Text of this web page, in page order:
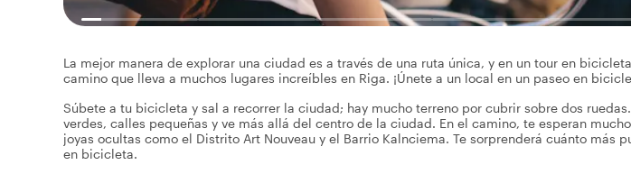
La mejor manera de explorar una ciudad es a través de una ruta única, y en un tour en
camino que lleva a muchos lugares increíbles en Riga. ¡Únete a un local en un paseo en
Súbete a tu bicicleta y sal a recorrer la ciudad; hay mucho terreno por cubrir sobre dos
verdes, calles pequeñas y ve más allá del centro de la ciudad. En el camino, te esperan
joyas ocultas como el Distrito Art Nouveau y el Barrio Kalnciema. Te sorprenderá cuánto más
en bicicleta.